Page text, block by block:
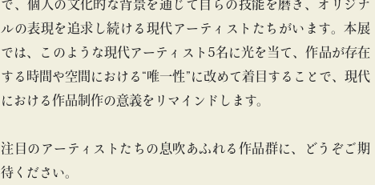
で、個人の文化的な背景を通じて自らの技能を磨き、オリジナ
ルの表現を追求し続ける現代アーティストたちがいます。本展
では、このような現代アーティスト5名に光を当て、作品が存在
する時間や空間における“唯一性”に改めて着目することで、現代
における作品制作の意義をリマインドします。
注目のアーティストたちの息吹あふれる作品群に、どうぞご期
待ください。